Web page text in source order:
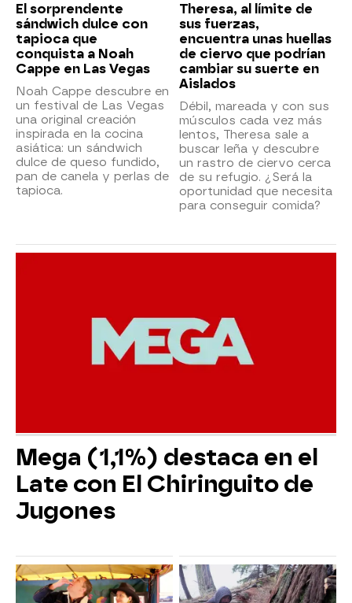
El sorprendente
sándwich dulce con
tapioca que
conquista a Noah
Cappe en Las Vegas
Noah Cappe descubre en
un festival de Las Vegas
una original creación
inspirada en la cocina
asiática: un sándwich
dulce de queso fundido,
pan de canela y perlas de
tapioca.
Theresa, al límite de
sus fuerzas,
encuentra unas huellas
de ciervo que podrían
cambiar su suerte en
Aislados
Débil, mareada y con sus
músculos cada vez más
lentos, Theresa sale a
buscar leña y descubre
un rastro de ciervo cerca
de su refugio. ¿Será la
oportunidad que necesita
para conseguir comida?
Mega (1,1%) destaca en el
Late con El Chiringuito de
Jugones